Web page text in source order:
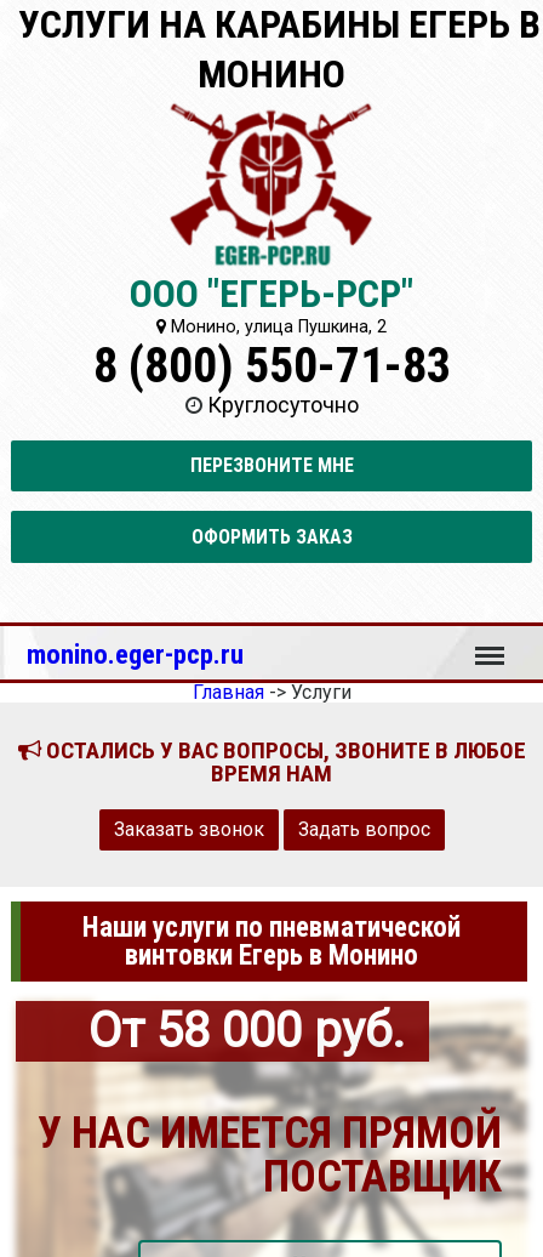
УСЛУГИ НА КАРАБИНЫ ЕГЕРЬ В
МОНИНО
ООО "ЕГЕРЬ-РСР"
Монино, улица Пушкина, 2
8 (800) 550-71-83
Круглосуточно
ПЕРЕЗВОНИТЕ МНЕ
ОФОРМИТЬ ЗАКАЗ
monino.eger-pcp.ru Меню
Главная-> Услуги
ОСТАЛИСЬ У ВАС ВОПРОСЫ, ЗВОНИТЕ В ЛЮБОЕ
ВРЕМЯ НАМ
Заказать звонок Задать вопрос
Наши услуги по пневматической
винтовки Егерь в Монино
От 58 000 руб.
У НАС ИМЕЕТСЯ ПРЯМОЙ
ПОСТАВЩИК